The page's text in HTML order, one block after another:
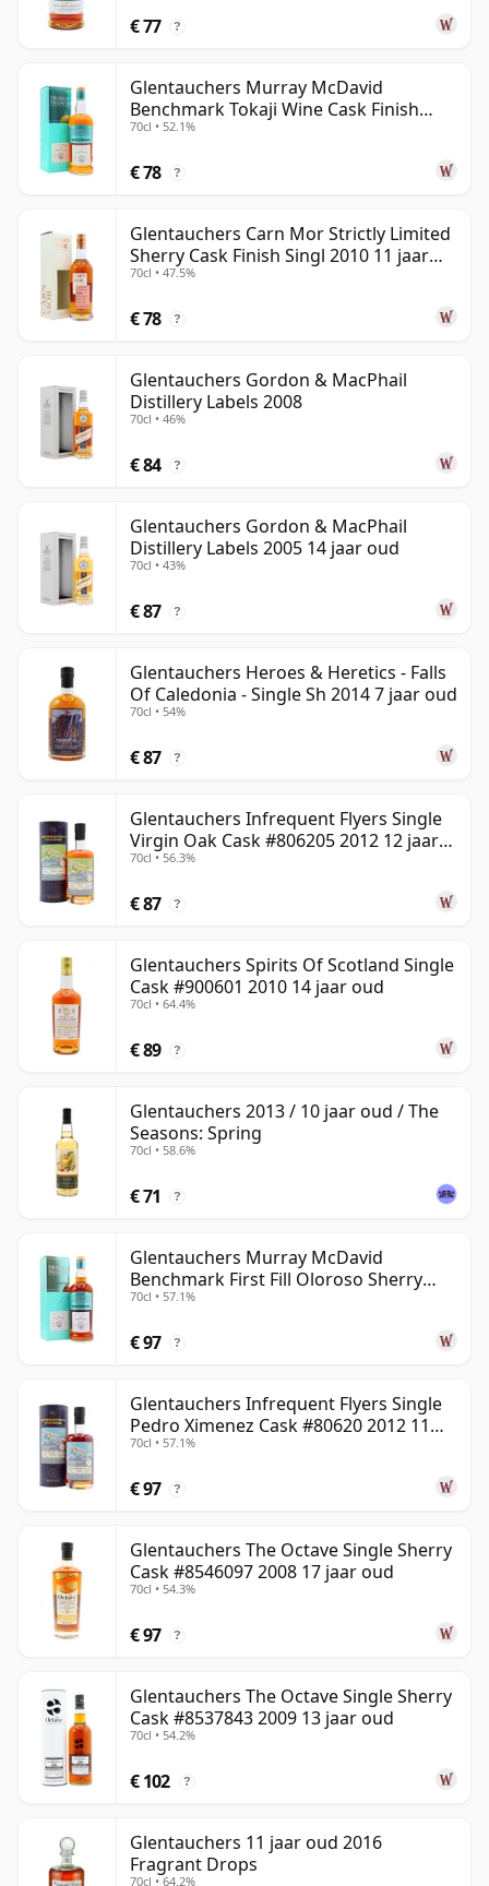
€ 77 ?
Glentauchers Murray McDavid
Benchmark Tokaji Wine Cask Finish
2010 14 jaar oud
70cl • 52.1%
€ 78 ?
Glentauchers Carn Mor Strictly Limited
Sherry Cask Finish Singl 2010 11 jaar
oud
70cl • 47.5%
€ 78 ?
Glentauchers Gordon & MacPhail
Distillery Labels 2008
70cl • 46%
€ 84 ?
Glentauchers Gordon & MacPhail
Distillery Labels 2005 14 jaar oud
70cl • 43%
€ 87 ?
Glentauchers Heroes & Heretics - Falls
Of Caledonia - Single Sh 2014 7 jaar oud
70cl • 54%
€ 87 ?
Glentauchers Infrequent Flyers Single
Virgin Oak Cask #806205 2012 12 jaar
oud
70cl • 56.3%
€ 87 ?
Glentauchers Spirits Of Scotland Single
Cask #900601 2010 14 jaar oud
70cl • 64.4%
€ 89 ?
Glentauchers 2013 / 10 jaar oud / The
Seasons: Spring
70cl • 58.6%
€ 71 ?
Glentauchers Murray McDavid
Benchmark First Fill Oloroso Sherry
2008 14 jaar oud
70cl • 57.1%
€ 97 ?
Glentauchers Infrequent Flyers Single
Pedro Ximenez Cask #80620 2012 11
jaar oud
70cl • 57.1%
€ 97 ?
Glentauchers The Octave Single Sherry
Cask #8546097 2008 17 jaar oud
70cl • 54.3%
€ 97 ?
Glentauchers The Octave Single Sherry
Cask #8537843 2009 13 jaar oud
70cl • 54.2%
€ 102 ?
Glentauchers 11 jaar oud 2016
Fragrant Drops
70cl • 64.2%